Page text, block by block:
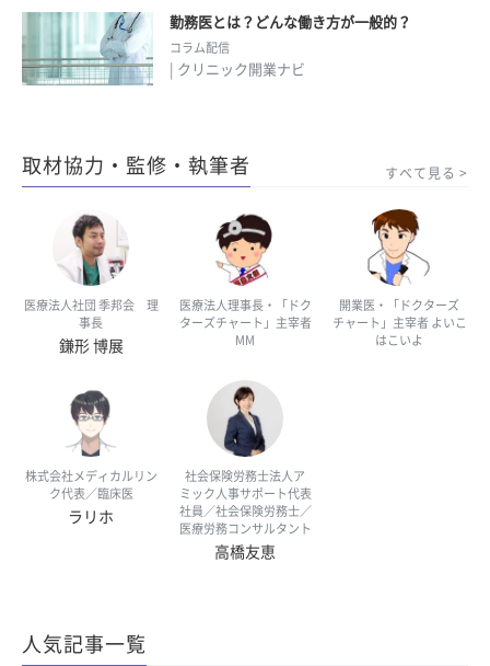
勤務医とは？どんな働き方が一般的？
コラム配信
| クリニック開業ナビ
取材協力・監修・執筆者 すべて見る
医療法人社団 季邦会 理
事長
鎌形 博展
医療法人理事長・「ドク
ターズチャート」主宰者
MM
開業医・「ドクターズ
チャート」主宰者 よいこ
はこいよ
株式会社メディカルリン
ク代表／臨床医
ラリホ
社会保険労務士法人ア
ミック人事サポート代表
社員／社会保険労務士／
医療労務コンサルタント
高橋友恵
人気記事一覧